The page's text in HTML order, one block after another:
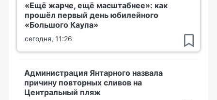
«Ещё жарче, ещё масштабнее»: как
прошёл первый день юбилейного
«Большого Каупа»
сегодня, 11:26
Администрация Янтарного назвала
причину повторных сливов на
Центральный пляж